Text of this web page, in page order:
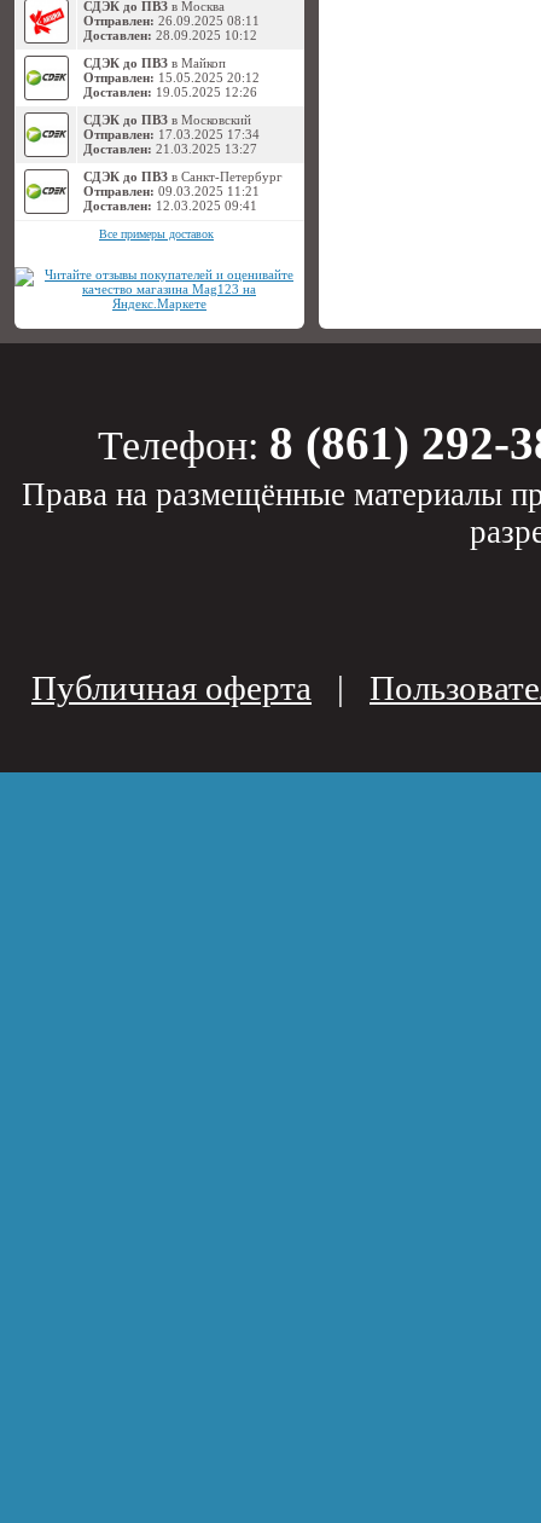
СДЭК до ПВЗ в Москва
Отправлен: 26.09.2025 08:11
Доставлен: 28.09.2025 10:12
СДЭК до ПВЗ в Майкоп
Отправлен: 15.05.2025 20:12
Доставлен: 19.05.2025 12:26
СДЭК до ПВЗ в Московский
Отправлен: 17.03.2025 17:34
Доставлен: 21.03.2025 13:27
СДЭК до ПВЗ в Санкт-Петербург
Отправлен: 09.03.2025 11:21
Доставлен: 12.03.2025 09:41
Все примеры доставок
Телефон: 8 (861) 292-
Права на размещённые материалы
Публичная оферта |